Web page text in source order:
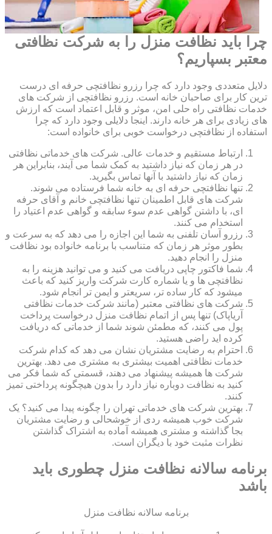
چرا باید نظافت منزل را به شرکت نظافتی
معتبر بسپاریم؟
دلایل متعددی وجود دارد که چرا رزرو نظافتچی حرفه ای درست
ترین کار برای صاحبان خانه است. رزرو نظافتچی از شرکت های
خدمات نظافتی راه حلی امن، موثر و قابل اعتماد است که ارزش
های زیادی برای هر خانه دارند. اینجا دلایلی وجود دارد که چرا
استفاده از نظافتچی درخواست خوبی برای خانواده است:
ارتباط مستقیم و خدمات عالی. شرکت های خدماتی نظافتی
در هر زمان که نیاز داشتید به کمک شما می آیند، بنابراین هر
زمان که نیاز داشتید با آنها تماس بگیرید.
تنها نظافتچی حرفه ای به خانه شما فرستاده می شوند.
شرکت های قابل اطمینان تنها نظافتچی خانم و آقای حرفه
ای، با داشتن گواهی عدم سوء سابقه و گواهی عدم اعتیاد را
استخدام می کنند.
رزرو آسان تلفنی به شما این اجازه را می دهد که به سرعت و
بطور موثر هر زمان که متناسب با برنامه خانواده بود نظافت
منزل را انجام دهید.
شما فاکتور چاپی دریافت می کنید و می توانید هزینه را به
نظافتچی ها و یا شماره کارت شرکت واریز کنید که باعث
میشود که کار ساده تر، سریعتر و ایمن تر انجام شود.
شرکت های نظافتی معتبر (مانند شرکت خدمات نظافتی
آریاپاک) تنها پس از اتمام نظافت منزل درخواست پرداخت
پول می کنند، که مطمئن شوند شما از خدماتی که دریافت
کرده اید راضی هستید.
احترام به رضایت مشتریان نشان می دهد که کدام شرکت
خدمات نظافتی اهمیت بیشتری به مشتری می دهد. بهترین
شرکت ها همیشه پیشنهاد می دهند، قسمتی که شما فکر می
کنید به نظافت دوباره نیاز دارد را بدون هیچگونه پرداختی تمیز
کنند.
بهترین شرکت های خدماتی تهران را چگونه پیدا می کنید؟ یک
شرکت خوب همیشه ردی از خوشحالی و رضایت مشتریان
بجا گذاشته و مشتری همیشه آماده به اشتراک گذاشتن
نظرات مثبت خود با دیگران است.
برنامه سالانه نظافت منزل چطوری باید
باشد
برنامه سالانه نظافت منزل